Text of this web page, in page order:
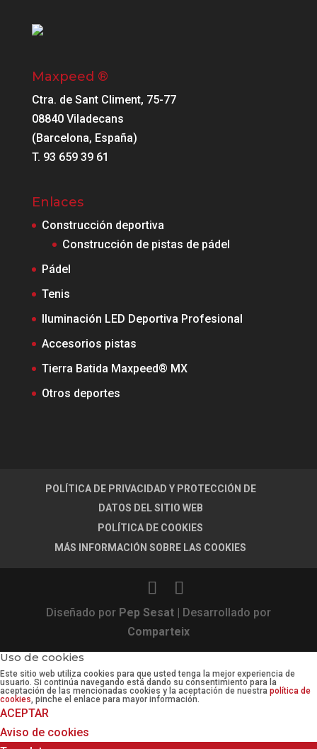
Maxpeed ®
Ctra. de Sant Climent, 75-77
08840 Viladecans
(Barcelona, España)
T. 93 659 39 61
Enlaces
Construcción deportiva
Construcción de pistas de pádel
Pádel
Tenis
Iluminación LED Deportiva Profesional
Accesorios pistas
Tierra Batida Maxpeed® MX
Otros deportes
POLÍTICA DE PRIVACIDAD Y PROTECCIÓN DE
DATOS DEL SITIO WEB
POLÍTICA DE COOKIES
MÁS INFORMACIÓN SOBRE LAS COOKIES
Diseñado por Pep Sesat| Desarrollado por
Comparteix
Uso de cookies
Este sitio web utiliza cookies para que usted tenga la mejor experiencia de
usuario. Si continúa navegando está dando su consentimiento para la
aceptación de las mencionadas cookies y la aceptación de nuestra política de
cookies , pinche el enlace para mayor información.
ACEPTAR
Aviso de cookies